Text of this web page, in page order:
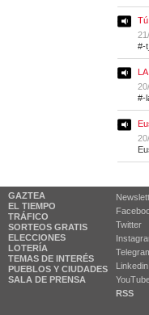
#-
#-
GAZTEA
EL TIEMPO
TRÁFICO
SORTEOS GRATIS
ELECCIONES
LOTERÍA
TEMAS DE INTERÉS
PUEBLOS Y CIUDADES
SALA DE PRENSA
Twitter
Linkedin
RSS